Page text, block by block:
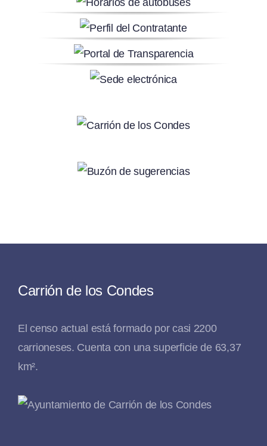
Carrión de los Condes
El censo actual está formado por casi 2200
carrioneses. Cuenta con una superficie de 63,37
km².